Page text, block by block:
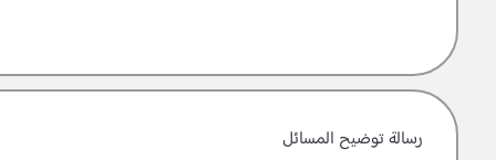
رسالة توضيح المسائل